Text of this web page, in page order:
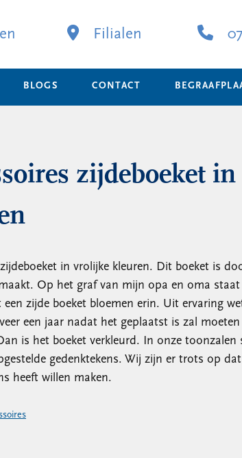
Filialen
BLOGS CONTACT
zijdeboeket
in vrolijke kleuren. Dit boeket is
Op het graf van mijn opa en oma staat
een zijde boeket bloemen erin. Uit ervaring
een jaar nadat het geplaatst is zal
is het boeket verkleurd. In onze toonzalen
gedenktekens. Wij zijn er trots op
heeft willen maken.